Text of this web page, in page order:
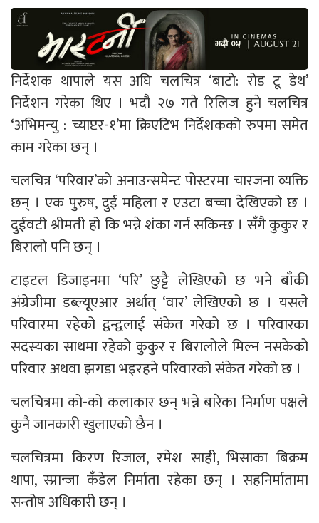
निर्देशक थापाले यस अघि चलचित्र ‘बाटो: रोड टू डेथ’
निर्देशन गरेका थिए । भदौ २७ गते रिलिज हुने चलचित्र
‘अभिमन्यु : च्याप्टर-१’मा क्रिएटिभ निर्देशकको रुपमा समेत
काम गरेका छन् ।
चलचित्र ‘परिवार’को अनाउन्समेन्ट पोस्टरमा चारजना व्यक्ति
छन् । एक पुरुष, दुई महिला र एउटा बच्चा देखिएको छ ।
दुईवटी श्रीमती हो कि भन्ने शंका गर्न सकिन्छ । सँगै कुकुर र
बिरालो पनि छन् ।
टाइटल डिजाइनमा ‘परि’ छुट्टै लेखिएको छ भने बाँकी
अंग्रेजीमा डब्ल्यूएआर अर्थात् ‘वार’ लेखिएको छ । यसले
परिवारमा रहेको द्वन्द्वलाई संकेत गरेको छ । परिवारका
सदस्यका साथमा रहेको कुकुर र बिरालोले मिल्न नसकेको
परिवार अथवा झगडा भइरहने परिवारको संकेत गरेको छ ।
चलचित्रमा को-को कलाकार छन् भन्ने बारेका निर्माण पक्षले
कुनै जानकारी खुलाएको छैन ।
चलचित्रमा किरण रिजाल, रमेश साही, भिसाका बिक्रम
थापा, स्प्रान्जा कँडेल निर्माता रहेका छन् । सहनिर्मातामा
सन्तोष अधिकारी छन् ।